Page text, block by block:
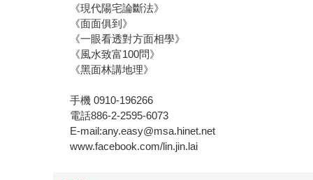
《現代陽宅論斷法》
《面面俱到》
《一眼看透對方面相學》
《風水致富100問》
《黑面林講地理》
手機 0910-196266
電話886-2-2595-6073
E-mail:any.easy@msa.hinet.net
www.facebook.com/lin.jin.lai